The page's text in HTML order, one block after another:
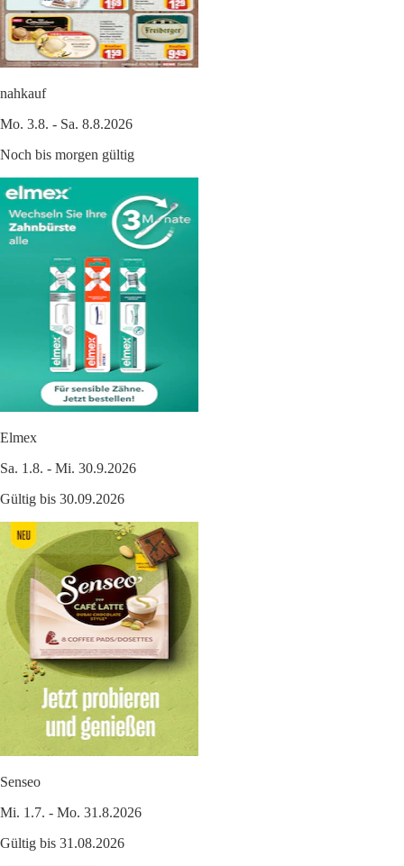
nahkauf
Mo. 3.8. - Sa. 8.8.2026
Noch bis morgen gültig
Elmex
Sa. 1.8. - Mi. 30.9.2026
Gültig bis 30.09.2026
Senseo
Mi. 1.7. - Mo. 31.8.2026
Gültig bis 31.08.2026